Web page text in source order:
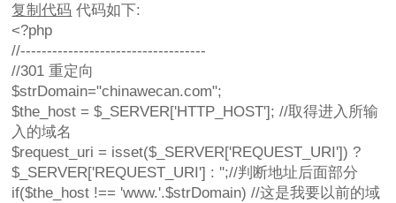
复制代码 代码如下:
<?php
//-----------------------------------
//301 重定向
$strDomain="chinawecan.com";
$the_host = $_SERVER['HTTP_HOST']; //取得进入所输
入的域名
$request_uri = isset($_SERVER['REQUEST_URI']) ?
$_SERVER['REQUEST_URI'] : '';//判断地址后面部分
if($the_host !== 'www.'.$strDomain) //这是我要以前的域